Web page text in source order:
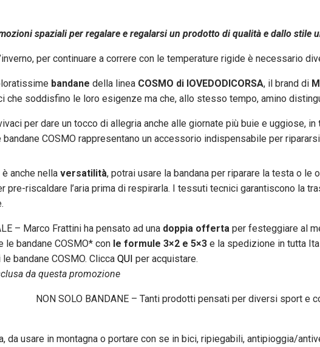
spaziali per regalare e regalarsi un prodotto di qualità e dallo stile
per continuare a correre con le temperature rigide è necessario
bandane della linea COSMO di IOVEDODICORSA, il brand di
che soddisfino le loro esigenze ma che, allo stesso tempo, amino
per dare un tocco di allegria anche alle giornate più buie e uggiose, in
bandane COSMO rappresentano un accessorio indispensabile per
è anche nella versatilità, potrai usare la bandana per riparare la testa o le
pre-riscaldare l’aria prima di respirarla. I tessuti tecnici garantiscono la
– Marco Frattini ha pensato ad una doppia offerta per festeggiare al
le bandane COSMO* con le formule 3×2 e 5×3 e la spedizione in tutta
bandane COSMO. Clicca QUI per acquistare.
da questa promozione
NON SOLO BANDANE – Tanti prodotti pensati per diversi sport e
da usare in montagna o portare con se in bici, ripiegabili, antipioggia/